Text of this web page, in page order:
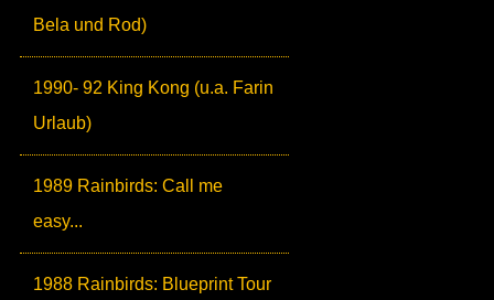
Bela und Rod)
1990- 92 King Kong (u.a. Farin
Urlaub)
1989 Rainbirds: Call me
easy...
1988 Rainbirds: Blueprint Tour